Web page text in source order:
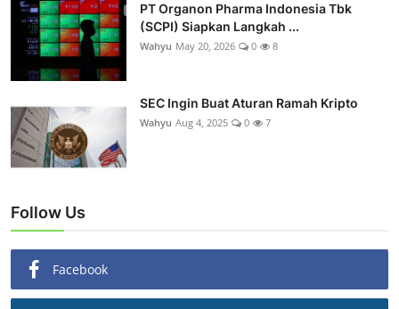
PT Organon Pharma Indonesia Tbk
(SCPI) Siapkan Langkah ...
Wahyu May 20, 2026 0 8
SEC Ingin Buat Aturan Ramah Kripto
Wahyu Aug 4, 2025 0 7
Follow Us
Facebook